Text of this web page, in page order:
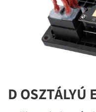
D OSZTÁLYÚ